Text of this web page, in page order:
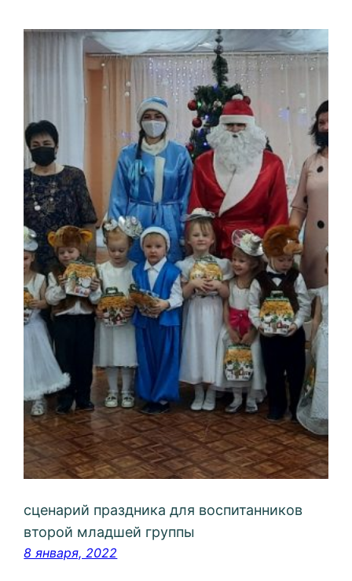
сценарий праздника для воспитанников
второй младшей группы
8 января, 2022